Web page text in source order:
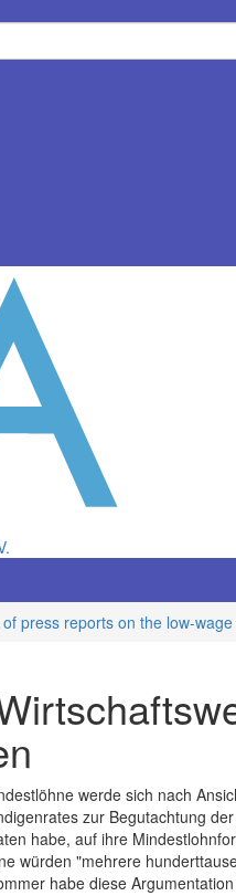
press reports on the low-
werde sich nach
zur Begutachtung
habe, auf ihre
würden "mehrere
habe diese